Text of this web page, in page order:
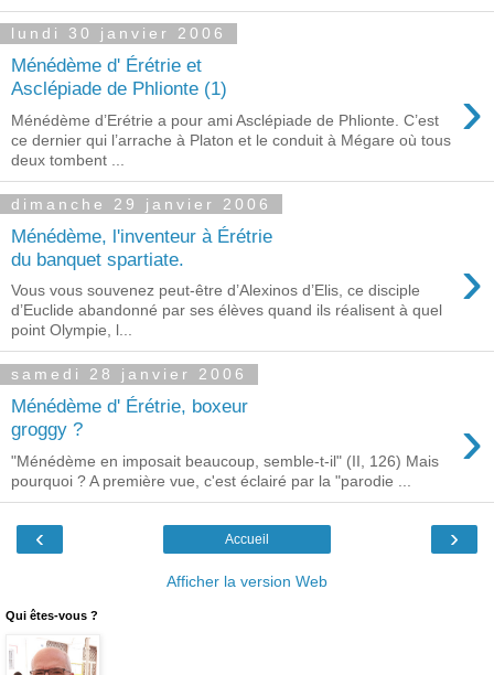
lundi 30 janvier 2006
Ménédème d' Érétrie et
Asclépiade de Phlionte (1)
›
Ménédème d’Erétrie a pour ami Asclépiade de Phlionte. C’est
ce dernier qui l’arrache à Platon et le conduit à Mégare où tous
deux tombent ...
dimanche 29 janvier 2006
Ménédème, l'inventeur à Érétrie
du banquet spartiate.
›
Vous vous souvenez peut-être d’Alexinos d’Elis, ce disciple
d’Euclide abandonné par ses élèves quand ils réalisent à quel
point Olympie, l...
samedi 28 janvier 2006
Ménédème d' Érétrie, boxeur
groggy ?
›
"Ménédème en imposait beaucoup, semble-t-il" (II, 126) Mais
pourquoi ? A première vue, c'est éclairé par la "parodie ...
‹ ›
Accueil
Afficher la version Web
Qui êtes-vous ?